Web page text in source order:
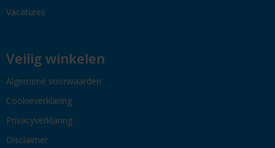
Vacatures
Veilig winkelen
Algemene voorwaarden
Cookieverklaring
Privacyverklaring
Disclaimer